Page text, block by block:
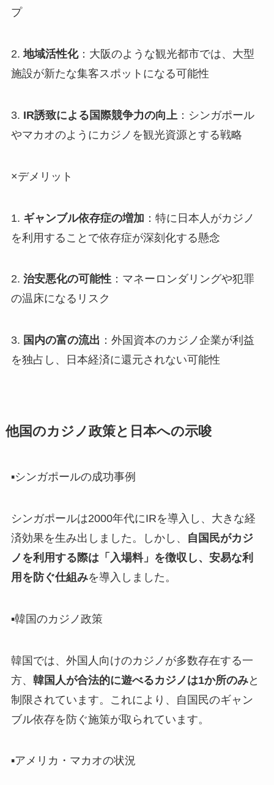
プ
2.地域活性化：大阪のような観光都市では、大型
施設が新たな集客スポットになる可能性
3. IR誘致による国際競争力の向上 ：シンガポール
やマカオのようにカジノを観光資源とする戦略
×デメリット
1. ギャンブル依存症の増加 ：特に日本人がカジノ
を利用することで依存症が深刻化する懸念
2. 治安悪化の可能性：マネーロンダリングや犯罪
の温床になるリスク
3. 国内の富の流出 ：外国資本のカジノ企業が利益
を独占し、日本経済に還元されない可能性
他国のカジノ政策と日本への示唆
▪️シンガポールの成功事例
シンガポールは2000年代にIRを導入し、大きな経
済効果を生み出しました。しかし、
自国民がカジ
ノを利用する際は「入場料」を徴収し、安易な利
用を防ぐ仕組みを導入しました。
▪️韓国のカジノ政策
韓国では、外国人向けのカジノが多数存在する一
方、 韓国人が合法的に遊べるカジノは1か所のみと
制限されています。これにより、自国民のギャン
ブル依存を防ぐ施策が取られています。
▪️アメリカ・マカオの状況